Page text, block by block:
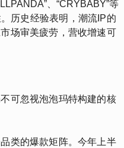
、“CRYBABY”等
历史经验表明，潮流IP的
场审美疲劳，营收增速可
可忽视泡泡玛特构建的核
类的爆款矩阵。今年上半